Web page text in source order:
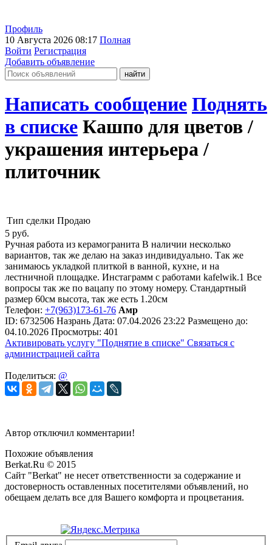
Профиль
10 Августа 2026 08:17 Полная
Войти Регистрация
Добавить объявление
Написать сообщение Поднять
в списке Кашпо для цветов /
украшения интерьера /
плиточник
Тип сделки Продаю
5 руб.
Ручная работа из керамогранита В наличии несколько
вариантов, так же делаю на заказ индивидуально. Так же
занимаюсь укладкой плиткой в ванной, кухне, и на
лестничной площадке. Инстаграмм с работами kafelwik.1 Все
вопросы так же по вацапу по этому номеру. Стандартный
размер 60см высота, так же есть 1.20см
Телефон: +7(963)173-61-76 Амр
ID: 6732506 Назрань Дата: 07.04.2026 23:22 Размещено до:
04.10.2026 Просмотры: 401
Активировать услугу "Поднятие в списке" Связаться с
администрацией сайта
Поделиться: @
Автор отключил комментарии!
Похожие объявления
Berkat.Ru © 2015
Сайт "Berkat" не несет ответственности за содержание и
достоверность оставленных посетителями объявлений, но
обещаем делать все для Вашего комфорта и процветания.